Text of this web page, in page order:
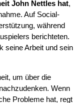
John Nettles hat,
Auf Social-
während
berichteten.
seine Arbeit und sein
um über die
Wenn
Probleme hat, regt